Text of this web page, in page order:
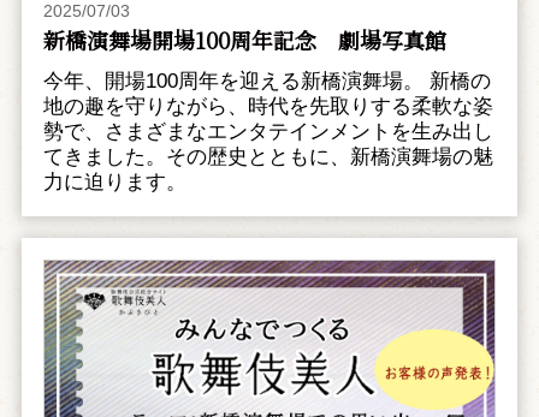
2025/07/03
新橋演舞場開場100周年記念 劇場写真館
今年、開場100周年を迎える新橋演舞場。 新橋の
地の趣を守りながら、時代を先取りする柔軟な姿
勢で、さまざまなエンタテインメントを生み出し
てきました。その歴史とともに、新橋演舞場の魅
力に迫ります。